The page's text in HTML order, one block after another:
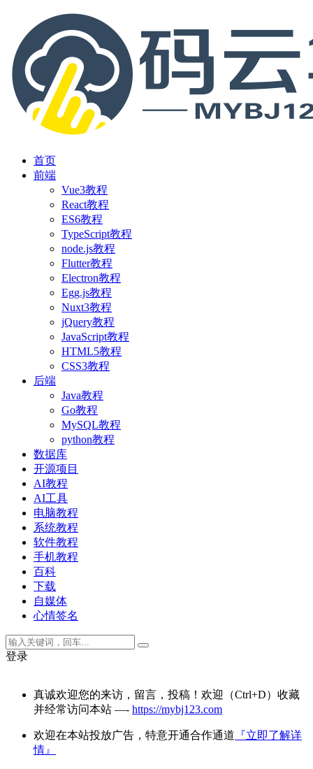
首页
前端
Vue3教程
React教程
ES6教程
TypeScript教程
node.js教程
Flutter教程
Electron教程
Egg.js教程
Nuxt3教程
jQuery教程
JavaScript教程
HTML5教程
CSS3教程
后端
Java教程
Go教程
MySQL教程
python教程
数据库
开源项目
AI教程
AI工具
电脑教程
系统教程
软件教程
手机教程
百科
下载
自媒体
心情签名
登录
真诚欢迎您的来访，留言，投稿！欢迎（Ctrl+D）收藏
并经常访问本站 —- https://mybj123.com
欢迎在本站投放广告，特意开通合作通道 『立即了解详
情』